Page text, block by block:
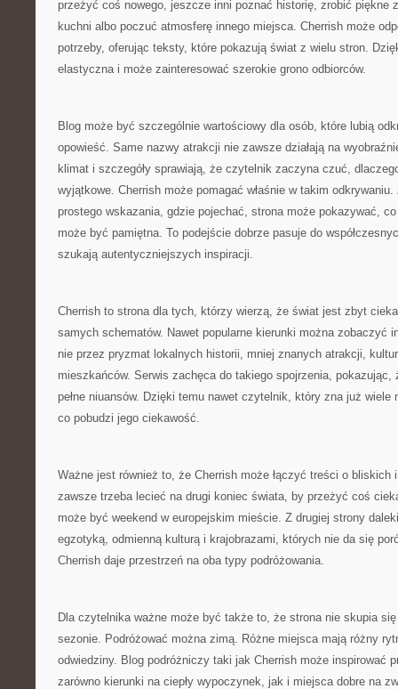
przeżyć coś nowego, jeszcze inni poznać historię, zrobić piękne
kuchni albo poczuć atmosferę innego miejsca. Cherrish może
potrzeby, oferując teksty, które pokazują świat z wielu stron.
elastyczna i może zainteresować szerokie grono odbiorców.
Blog może być szczególnie wartościowy dla osób, które lubią
opowieść. Same nazwy atrakcji nie zawsze działają na
klimat i szczegóły sprawiają, że czytelnik zaczyna czuć,
wyjątkowe. Cherrish może pomagać właśnie w takim
prostego wskazania, gdzie pojechać, strona może pokazywać,
może być pamiętna. To podejście dobrze pasuje do
szukają autentyczniejszych inspiracji.
Cherrish to strona dla tych, którzy wierzą, że świat jest zbyt
samych schematów. Nawet popularne kierunki można zobaczyć
nie przez pryzmat lokalnych historii, mniej znanych atrakcji,
mieszkańców. Serwis zachęca do takiego spojrzenia, pokazując,
pełne niuansów. Dzięki temu nawet czytelnik, który zna już
co pobudzi jego ciekawość.
Ważne jest również to, że Cherrish może łączyć treści o bliskich
zawsze trzeba lecieć na drugi koniec świata, by przeżyć coś
może być weekend w europejskim mieście. Z drugiej strony
egzotyką, odmienną kulturą i krajobrazami, których nie da się
Cherrish daje przestrzeń na oba typy podróżowania.
Dla czytelnika ważne może być także to, że strona nie skupia się
sezonie. Podróżować można zimą. Różne miejsca mają różny
odwiedziny. Blog podróżniczy taki jak Cherrish może inspirować
zarówno kierunki na ciepły wypoczynek, jak i miejsca dobre na